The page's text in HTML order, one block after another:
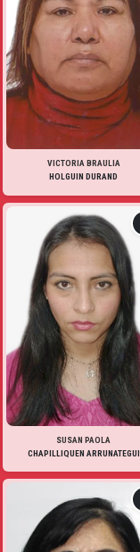
VICTORIA BRAULIA
HOLGUIN DURAND
SUSAN PAOLA
CHAPILLIQUEN ARRUNATEGUI